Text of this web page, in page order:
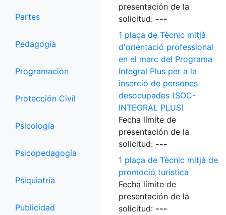
Partes
Pedagogía
Programación
Protección Civil
Psicología
Psicopedagogía
Psiquiatría
Publicidad
presentación de la
solicitud: ---
1 plaça de Tècnic mitjà
d'orientació professional
en el marc del Programa
Integral Plus per a la
inserció de persones
desocupades (SOC-
INTEGRAL PLUS)
Fecha límite de
presentación de la
solicitud: ---
1 plaça de Tècnic mitjà de
promoció turística
Fecha límite de
presentación de la
solicitud: ---